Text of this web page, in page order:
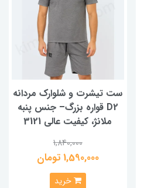
ست تیشرت و شلوارک مردانه
D2 قواره بزرگ– جنس پنبه
ملانژ، کیفیت عالی 3121
1,840,000
1,590,000 تومان
خرید